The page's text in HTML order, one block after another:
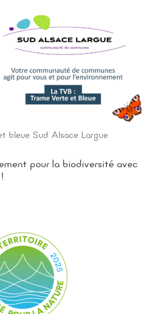
bleue Sud Alsace Largue
pour la biodiversité avec